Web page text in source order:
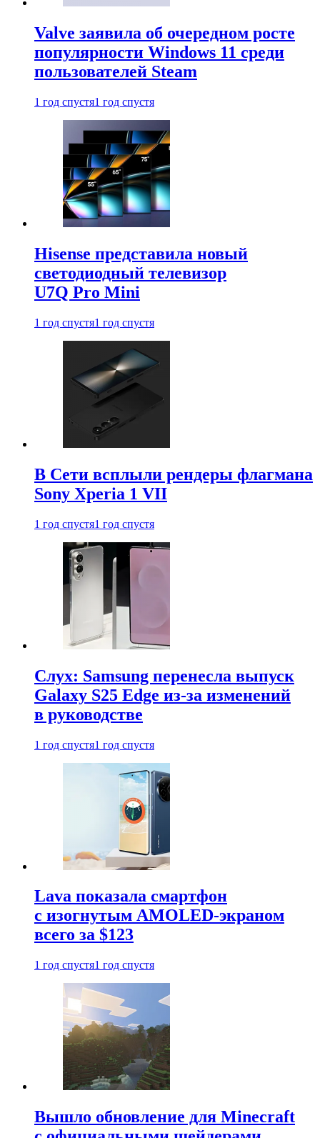
Valve заявила об очередном росте
популярности Windows 11 среди
пользователей Steam
1 год спустя1 год спустя
Hisense представила новый
светодиодный телевизор
U7Q Pro Mini
1 год спустя1 год спустя
В Сети всплыли рендеры флагмана
Sony Xperia 1 VII
1 год спустя1 год спустя
Слух: Samsung перенесла выпуск
Galaxy S25 Edge из-за изменений
в руководстве
1 год спустя1 год спустя
Lava показала смартфон
с изогнутым AMOLED-экраном
всего за $123
1 год спустя1 год спустя
Вышло обновление для Minecraft